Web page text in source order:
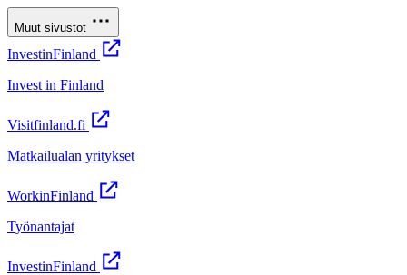
Muut sivustot
InvestinFinland
Invest in Finland
Visitfinland.fi
Matkailualan yritykset
WorkinFinland
Työnantajat
InvestinFinland